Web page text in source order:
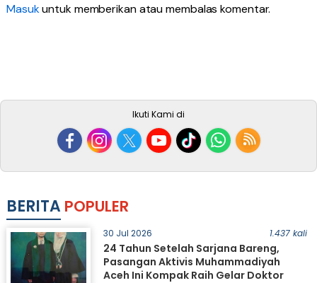
Masukuntuk memberikan atau membalas komentar.
Ikuti Kami di
BERITA POPULER
30 Jul 2026 1.437 kali
24 Tahun Setelah Sarjana Bareng,
Pasangan Aktivis Muhammadiyah
Aceh Ini Kompak Raih Gelar Doktor